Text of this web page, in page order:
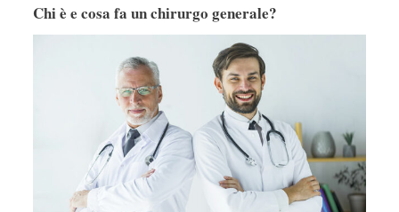
Chi è e cosa fa un chirurgo generale?